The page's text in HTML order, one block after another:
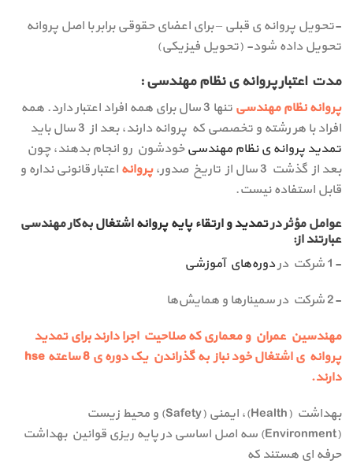
-تحویل پروانه ی قبلی – برای اعضای حقوقی برابر با اصل پروانه
تحویل داده شود- (تحویل فیزیکی)
مدت اعتبار پروانه ی نظام مهندسی :
پروانه نظام مهندسی
تنها 3 سال برای همه افراد اعتبار دارد. همه
افراد با هر رشته و تخصصی که پروانه دارند، بعد از 3 سال باید
تمدید پروانه ی نظام مهندسیخودشون رو انجام بدهند، چون
بعد از گذشت 3 سال از تاریخ صدور،
پروانه اعتبار قانونی نداره و
قابل استفاده نیست.
عوامل مؤثر درتمديد و ارتقاء پايه پروانه اشتغالبه‌كار مهندسي
عبارتند از:
-1 شركت در
دوره‌هاي آموزشي
-2 شركت در سمينارها و همايش‌ها
مهندسین عمران و معماری که صلاحیت اجرا دارند برای تمدید
پروانه ی اشتغال خود نباز به گذراندن یک دوره ی 8 ساعته hse
دارند.
بهداشت (Health)، ایمنی (Safety) و محیط زیست
(Environment) سه اصل اساسی در پایه ریزی قوانین بهداشت
حرفه ای هستند که